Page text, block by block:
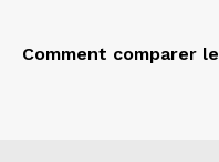
Comment comparer